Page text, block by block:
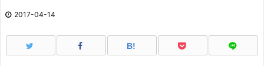
2017-04-14
B!